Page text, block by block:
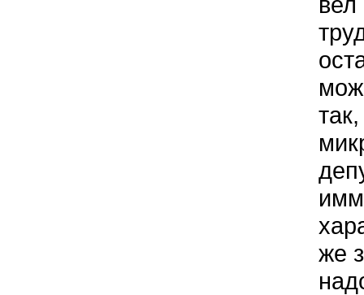
же